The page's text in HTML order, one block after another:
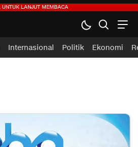
Internasional Politik Ekonomi